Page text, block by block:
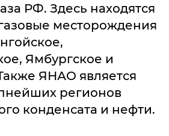
РФ. Здесь находятся
месторождения
Ямбургское и
ЯНАО является
регионов
конденсата и нефти.